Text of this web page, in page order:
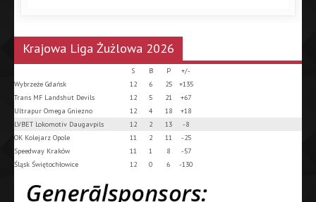
Krajowa Liga Żużlowa 2026
S B P
+/-
Wybrzeże Gdańsk
12 6 25
+135
Trans MF Landshut Devils
12 5 21
+67
Ultrapur Omega Gniezno
12 4 18
+18
LVBET Lokomotiv Daugavpils
12 2 13
-8
OK Kolejarz Opole
11 2 11
-25
Speedway Kraków
11 1 8
-57
Śląsk Świętochłowice
12 0 6 -130